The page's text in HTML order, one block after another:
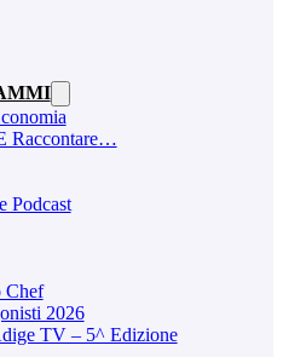
Raccontare…
Podcast
Chef
2026
TV – 5^ Edizione